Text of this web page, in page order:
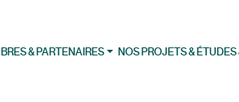
& PARTENAIRES NOS PROJETS &